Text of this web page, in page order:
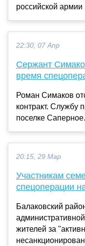
российской армии
22:30, 07 Апр
Сержант
время
Роман Симаков
контракт. Службу
поселке
20:15, 29 Мар
Участникам
спецоперации
Балаковский
жителей за